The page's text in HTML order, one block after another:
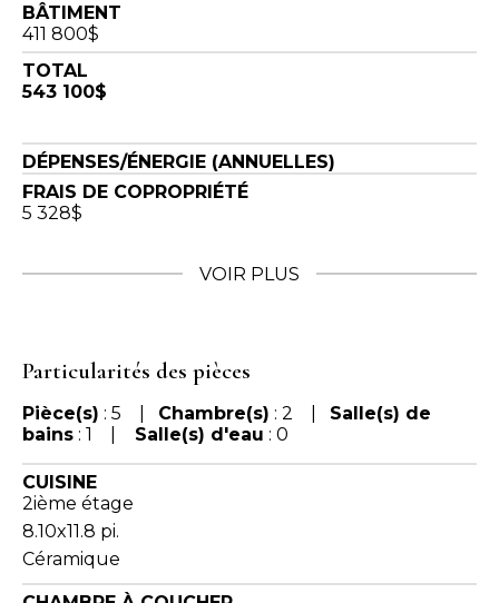
BÂTIMENT
411 800$
TOTAL
543 100$
DÉPENSES/ÉNERGIE (ANNUELLES)
FRAIS DE COPROPRIÉTÉ
5 328$
VOIR PLUS
Particularités des pièces
Pièce(s) : 5 | Chambre(s) : 2 | Salle(s) de
bains : 1 | Salle(s) d'eau : 0
CUISINE
2ième étage
8.10x11.8 pi.
Céramique